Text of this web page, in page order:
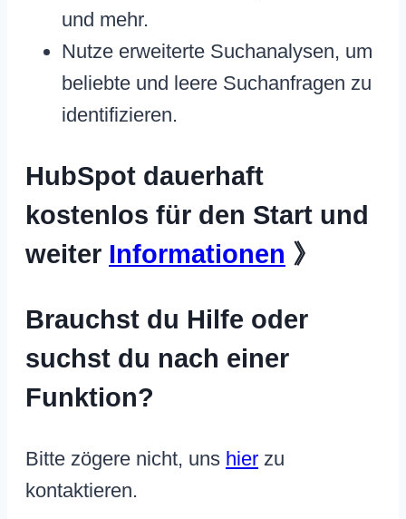
und mehr.
Nutze erweiterte Suchanalysen, um
beliebte und leere Suchanfragen zu
identifizieren.
HubSpot dauerhaft
kostenlos für den Start und
weiter Informationen 》
Brauchst du Hilfe oder
suchst du nach einer
Funktion?
Bitte zögere nicht, uns hier zu
kontaktieren.